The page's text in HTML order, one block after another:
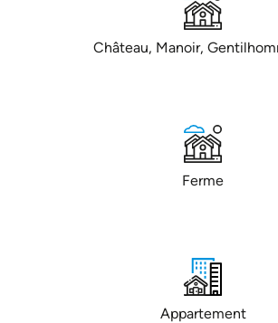
Château, Manoir,
Ferme
Appartement